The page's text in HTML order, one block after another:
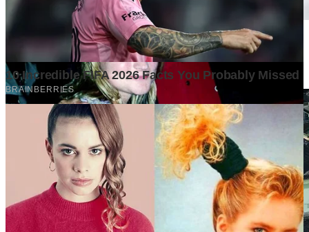
Mengapa Banyak Bisnis Gagal Bukan Karena Produknya
6 days ago